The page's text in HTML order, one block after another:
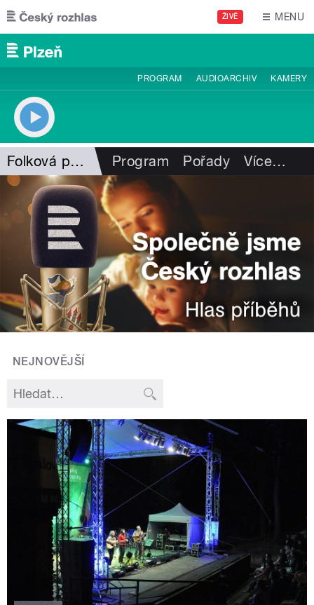
Přejít k hlavnímu obsahu
ŽIVĚ MENU
PROGRAM AUDIOARCHIV KAMERY
Folková pohlazení Program Pořady Více…
NEJNOVĚJŠÍ